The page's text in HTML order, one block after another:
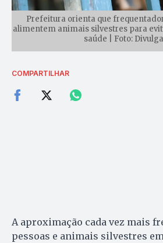
Prefeitura orienta que
alimentem animais silvestres para
saúde | Foto:
COMPARTILHAR
A aproximação cada vez mais
pessoas e animais silvestres